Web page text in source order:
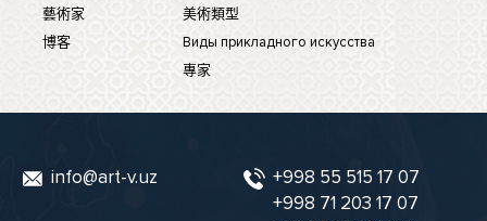
藝術家
博客
美術類型
Виды прикладного искусства
專家
info@art-v.uz
+998 55 515 17 07
+998 71 203 17 07